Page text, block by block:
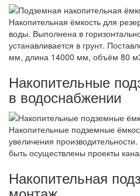
Накопительная ёмкость для
воды. Выполнена в
устанавливается в грунт.
мм, длина 14000 мм, объём 80
Накопительные
в водоснабжении
Накопительные подземные
увеличения
быть осуществлены проекты
Накопительная